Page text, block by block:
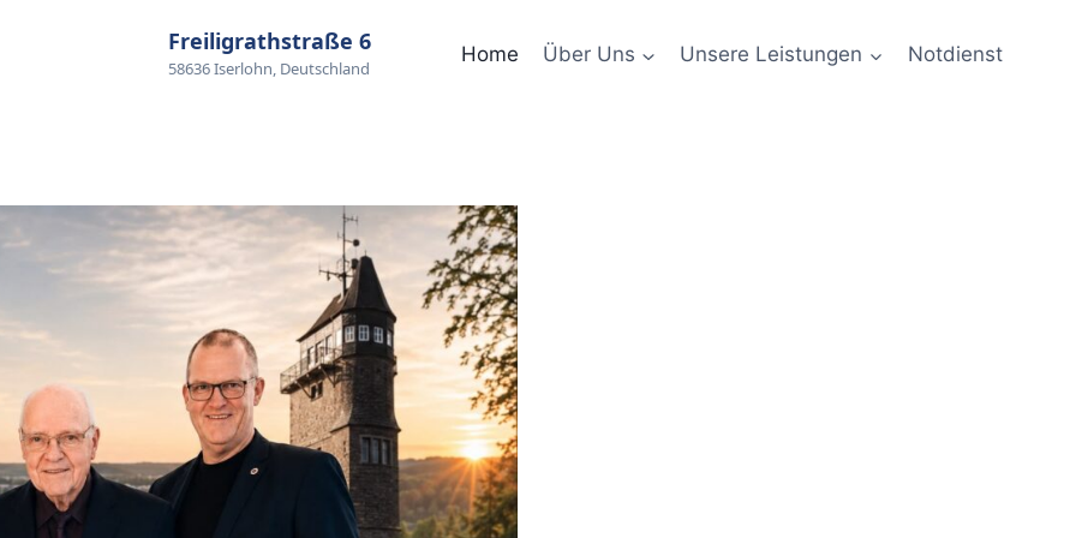
Freiligrathstraße 6
58636 Iserlohn, Deutschland
Home Über Uns Unsere Leistungen Notdienst